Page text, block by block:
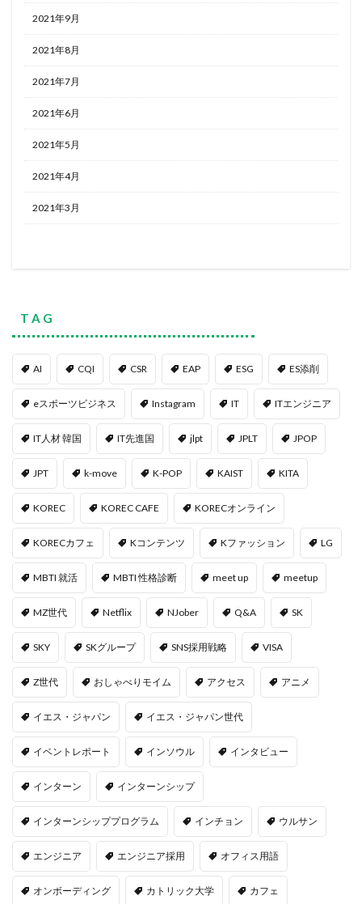
2021年9月
2021年8月
2021年7月
2021年6月
2021年5月
2021年4月
2021年3月
T A G
AI CQI CSR EAP ESG ES添削
eスポーツビジネス Instagram IT ITエンジニア
IT人材 韓国 IT先進国 jlpt JPLT JPOP
JPT k-move K-POP KAIST KITA
KOREC KOREC CAFE KORECオンライン
KORECカフェ Kコンテンツ Kファッション LG
MBTI 就活 MBTI 性格診断 meet up meetup
MZ世代 Netflix NJober Q&A SK
SKY SKグループ SNS採用戦略 VISA
Z世代 おしゃべりモイム アクセス アニメ
イエス・ジャパン イエス・ジャパン世代
イベントレポート インソウル インタビュー
インターン インターンシップ
インターンシッププログラム インチョン ウルサン
エンジニア エンジニア採用 オフィス用語
オンボーディング カトリック大学 カフェ